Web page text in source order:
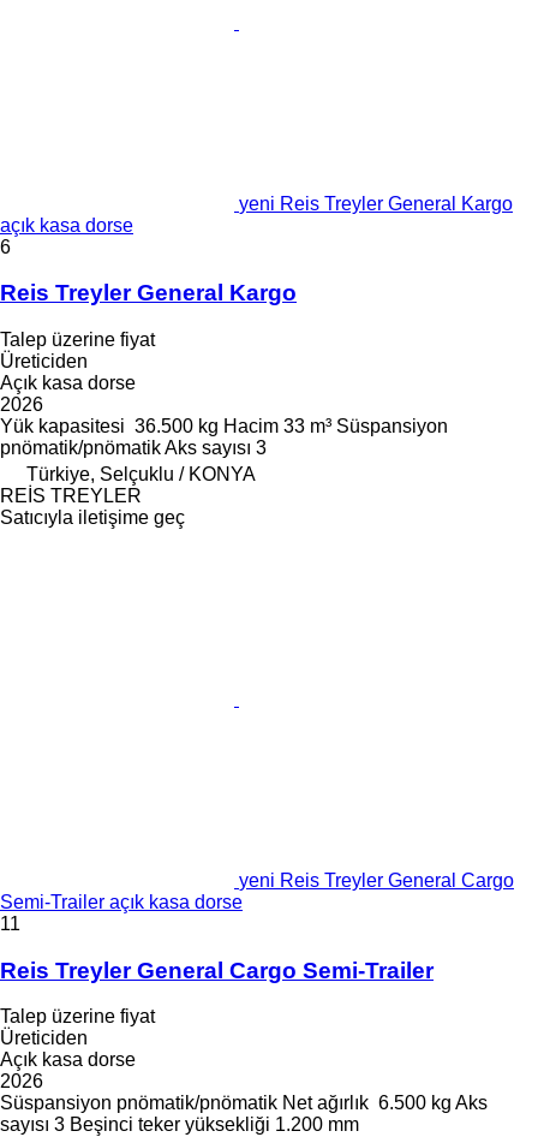
yeni Reis Treyler General Kargo
açık kasa dorse
6
Reis Treyler General Kargo
Talep üzerine fiyat
Üreticiden
Açık kasa dorse
2026
Yük kapasitesi 36.500 kg Hacim 33 m³ Süspansiyon
pnömatik/pnömatikAks sayısı 3
Türkiye, Selçuklu / KONYA
REİS TREYLER
Satıcıyla iletişime geç
yeni Reis Treyler General Cargo
Semi-Trailer açık kasa dorse
11
Reis Treyler General Cargo Semi-Trailer
Talep üzerine fiyat
Üreticiden
Açık kasa dorse
2026
Süspansiyon pnömatik/pnömatik Net ağırlık 6.500 kg Aks
sayısı 3 Beşinci teker yüksekliği 1.200 mm